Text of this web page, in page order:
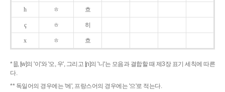
h ㅎ 흐
ç ㅎ 히
x ㅎ 흐
* [j], [w]의 '이'와 '오, 우', 그리고 [ɲ]의 '니'는 모음과 결합할 때 제3장 표기 세칙에 따른
다.
** 독일어의 경우에는 '에', 프랑스어의 경우에는 '으'로 적는다.